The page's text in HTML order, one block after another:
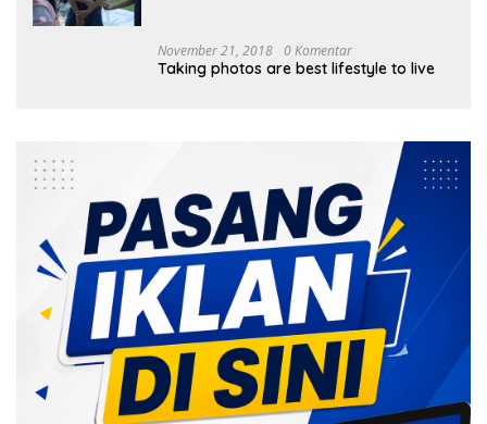
November 21, 2018 0 Komentar
Taking photos are best lifestyle to live